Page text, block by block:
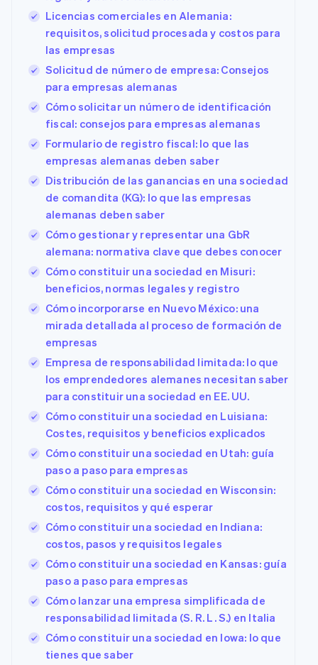
Licencias comerciales en Alemania:
requisitos, solicitud procesada y costos para
las empresas
Solicitud de número de empresa: Consejos
para empresas alemanas
Cómo solicitar un número de identificación
fiscal: consejos para empresas alemanas
Formulario de registro fiscal: lo que las
empresas alemanas deben saber
Distribución de las ganancias en una sociedad
de comandita (KG): lo que las empresas
alemanas deben saber
Cómo gestionar y representar una GbR
alemana: normativa clave que debes conocer
Cómo constituir una sociedad en Misuri:
beneficios, normas legales y registro
Cómo incorporarse en Nuevo México: una
mirada detallada al proceso de formación de
empresas
Empresa de responsabilidad limitada: lo que
los emprendedores alemanes necesitan saber
para constituir una sociedad en EE. UU.
Cómo constituir una sociedad en Luisiana:
Costes, requisitos y beneficios explicados
Cómo constituir una sociedad en Utah: guía
paso a paso para empresas
Cómo constituir una sociedad en Wisconsin:
costos, requisitos y qué esperar
Cómo constituir una sociedad en Indiana:
costos, pasos y requisitos legales
Cómo constituir una sociedad en Kansas: guía
paso a paso para empresas
Cómo lanzar una empresa simplificada de
responsabilidad limitada (S. R. L. S.) en Italia
Cómo constituir una sociedad en Iowa: lo que
tienes que saber